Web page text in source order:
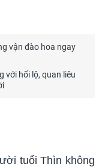
vận đào hoa ngay
với hối lộ, quan liêu
tuổi Thìn không